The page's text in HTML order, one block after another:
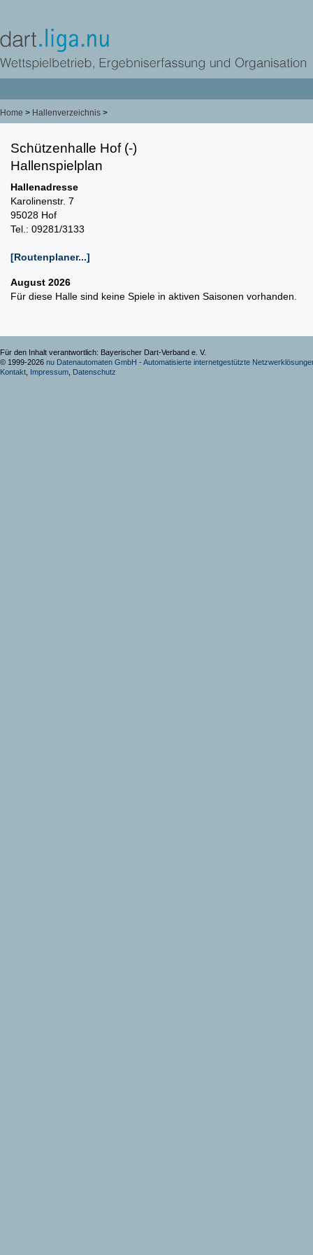
Home > Hallenverzeichnis >
Schützenhalle Hof (-)
Hallenspielplan
Hallenadresse
Karolinenstr. 7
95028 Hof
Tel.: 09281/3133
[Routenplaner...]
August 2026
Für diese Halle sind keine Spiele in aktiven Saisonen vorhanden.
Für den Inhalt verantwortlich: Bayerischer Dart-Verband e. V.
© 1999-2026 nu Datenautomaten GmbH - Automatisierte internetgestützte
Kontakt Impressum Datenschutz